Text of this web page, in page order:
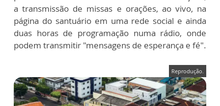
a transmissão de missas e orações, ao vivo, na
página do santuário em uma rede social e ainda
duas horas de programação numa rádio, onde
podem transmitir "mensagens de esperança e fé".
Reprodução.